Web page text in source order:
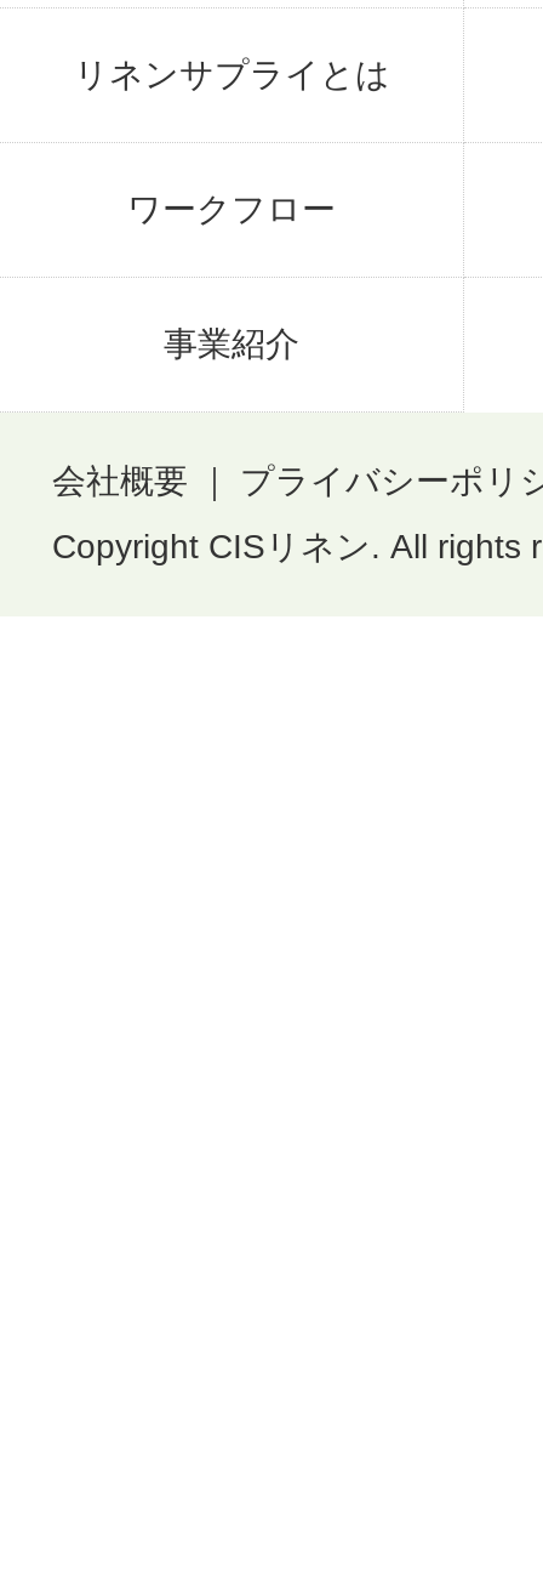
リネンサプライとは
ワークフロー
事業紹介
会社概要
プライバシーポリ
Copyright CISリネン. All rights